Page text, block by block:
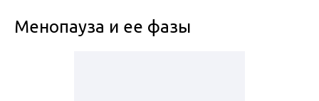
Менопауза и ее фазы